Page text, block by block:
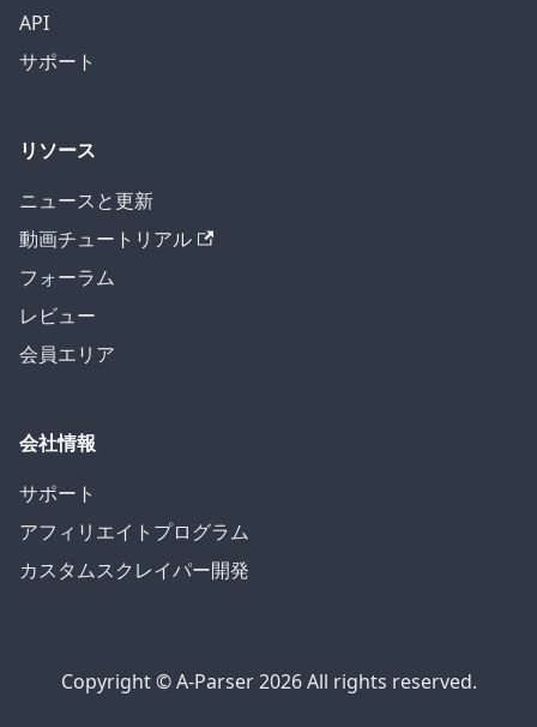
API
サポート
リソース
ニュースと更新
動画チュートリアル
フォーラム
レビュー
会員エリア
会社情報
サポート
アフィリエイトプログラム
カスタムスクレイパー開発
Copyright © A-Parser 2026 All rights reserved.